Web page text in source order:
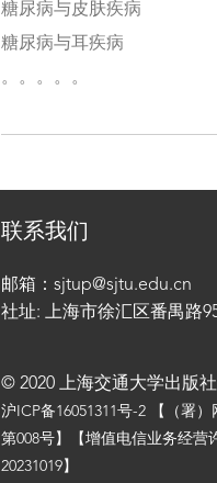
糖尿病与皮肤疾病
糖尿病与耳疾病
。。。。。
联系我们
邮箱：sjtup@sjtu.edu.cn
社址: 上海市徐汇区番禺路
© 2020 上海交通大学出版
沪ICP备16051311号-2 【（署
第008号】【增值电信业务经营
20231019】